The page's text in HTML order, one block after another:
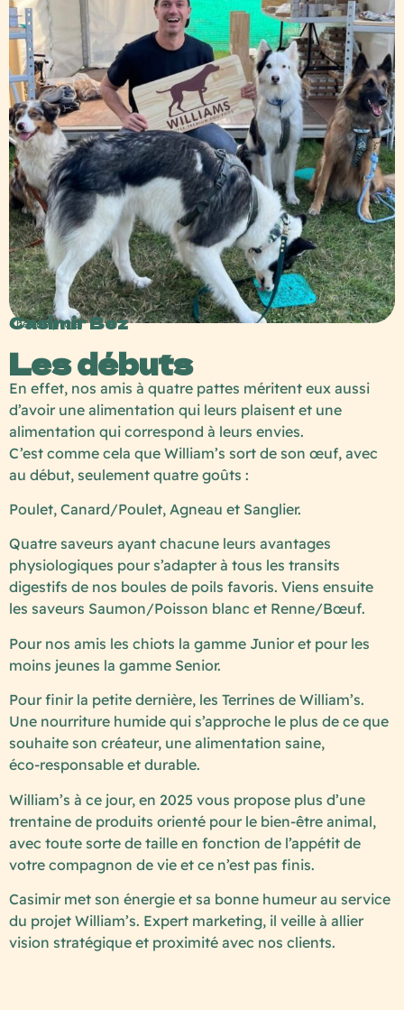
Casimir Bez
Chef de projet
Les débuts
En effet, nos amis à quatre pattes méritent eux aussi
d’avoir une alimentation qui leurs plaisent et une
alimentation qui correspond à leurs envies.
C’est comme cela que William’s sort de son œuf, avec
au début, seulement quatre goûts :
Poulet, Canard/Poulet, Agneau et Sanglier.
Quatre saveurs ayant chacune leurs avantages
physiologiques pour s’adapter à tous les transits
digestifs de nos boules de poils favoris. Viens ensuite
les saveurs Saumon/Poisson blanc et Renne/Bœuf.
Pour nos amis les chiots la gamme Junior et pour les
moins jeunes la gamme Senior.
Pour finir la petite dernière, les Terrines de William’s.
Une nourriture humide qui s’approche le plus de ce que
souhaite son créateur, une alimentation saine,
éco-responsable et durable.
William’s à ce jour, en 2025 vous propose plus d’une
trentaine de produits orienté pour le bien-être animal,
avec toute sorte de taille en fonction de l’appétit de
votre compagnon de vie et ce n’est pas finis.
Casimir met son énergie et sa bonne humeur au service
du projet William’s. Expert marketing, il veille à allier
vision stratégique et proximité avec nos clients.